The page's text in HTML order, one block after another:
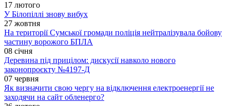
17 лютого
У Білопіллі знову вибух
27 жовтня
На території Сумської громади поліція нейтралізувала бойову
частину ворожого БПЛА
08 січня
Деревина під прицілом: дискусії навколо нового
законопроєкту №4197-Д
07 червня
Як визначити свою чергу на відключення електроенергії не
заходячи на сайт обленерго?